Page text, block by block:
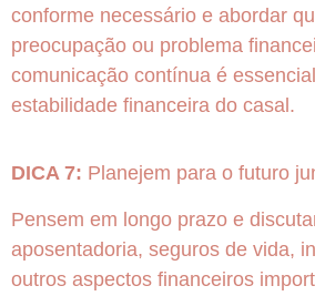
conforme necessário e abordar
preocupação ou problema
comunicação contínua é
estabilidade financeira do casal.
DICA 7: Planejem para o futuro
Pensem em longo prazo e
aposentadoria, seguros de vida,
outros aspectos financeiros